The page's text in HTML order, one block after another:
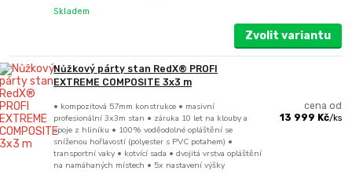
Skladem
Zvolit variantu
Nůžkový párty stan RedX® PROFI
EXTREME COMPOSITE 3x3 m
• kompozitová 57mm konstrukce • masivní
profesionální 3x3m stan • záruka 10 let na klouby a
spoje z hliníku • 100% voděodolné opláštění se
sníženou hořlavostí (polyester s PVC potahem) •
transportní vaky • kotvící sada • dvojitá vrstva opláštění
na namáhaných místech • 5x nastavení výšky
cena od
13 999 Kč/ks